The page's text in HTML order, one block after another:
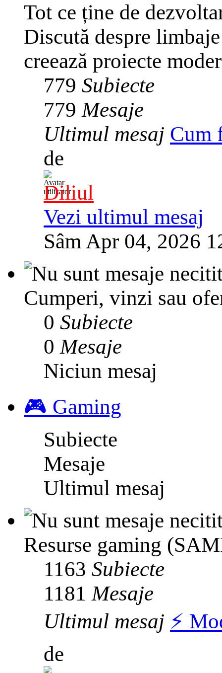
Tot ce ține de
Discută despre
creează proiecte
779 Subiecte
779Mesaje
Ultimul mesaj Cum
de
Diliul
Vezi ultimul mesaj
Sâm Apr 04, 2026
Cumperi, vinzi sau
0 Subiecte
0Mesaje
Niciun mesaj
🎮 Gaming
Subiecte
Mesaje
Ultimul mesaj
Resurse gaming
1163 Subiecte
1181Mesaje
Ultimul mesaj ⚡️
de